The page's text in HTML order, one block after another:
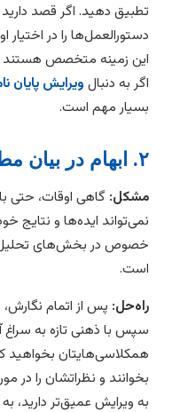
تطبیق دهید. اگر قصد
دستورالعمل‌ها را در اختیار
این زمینه متخصص هستند
اگر به دنبال ویرایش پایان
بسیار مهم است.
۲. ابهام در بیان مطالب علمی
مشکل: گاهی اوقات، حتی
نمی‌تواند ایده‌ها و نتایج
خصوص در بخش‌های تحلیل
است.
راه‌حل: پس از اتمام نگارش،
سپس با ذهنی تازه به سراغ
همکلاسی‌هایتان بخواهید
بخوانند و نظراتشان را در
به ویرایش عمیق‌تر دارید،